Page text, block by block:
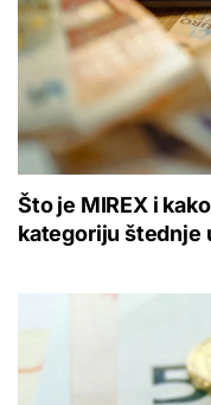
Što je MIREX i
kategoriju štednje